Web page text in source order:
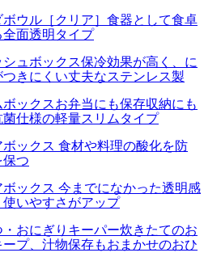
ウル［クリア］ 食器として食卓
全面透明タイプ
ュボックス保冷効果が高く、に
つきにくい丈夫なステンレス製
ックスお弁当にも保存収納にも
仕様の軽量スリムタイプ
ックス 食材や料理の酸化を防
保つ
ックス 今までになかった透明感
使いやすさがアップ
おにぎりキーパー炊きたてのお
ープ、汁物保存もおまかせのおひ